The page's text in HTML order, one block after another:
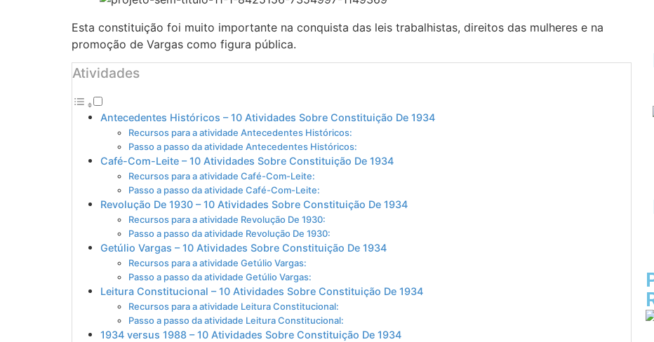
Esta constituição foi muito importante na conquista das leis trabalhistas, direitos das mulheres e na
promoção de Vargas como figura pública.
Atividades
Antecedentes Históricos – 10 Atividades Sobre Constituição De 1934
Recursos para a atividade Antecedentes Históricos:
Passo a passo da atividade Antecedentes Históricos:
Café-Com-Leite – 10 Atividades Sobre Constituição De 1934
Recursos para a atividade Café-Com-Leite:
Passo a passo da atividade Café-Com-Leite:
Revolução De 1930 – 10 Atividades Sobre Constituição De 1934
Recursos para a atividade Revolução De 1930:
Passo a passo da atividade Revolução De 1930:
Getúlio Vargas – 10 Atividades Sobre Constituição De 1934
Recursos para a atividade Getúlio Vargas:
Passo a passo da atividade Getúlio Vargas:
Leitura Constitucional – 10 Atividades Sobre Constituição De 1934
Recursos para a atividade Leitura Constitucional:
Passo a passo da atividade Leitura Constitucional:
1934 versus 1988 – 10 Atividades Sobre Constituição De 1934